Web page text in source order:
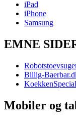
iPad
iPhone
Samsung
EMNE
Billig-
Mobiler og